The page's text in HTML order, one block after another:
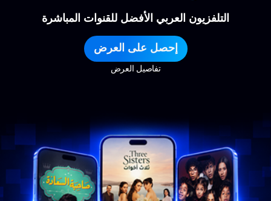
التلفزيون العربي الأفضل للقنوات المباشرة
إحصل على العرض
تفاصيل العرض